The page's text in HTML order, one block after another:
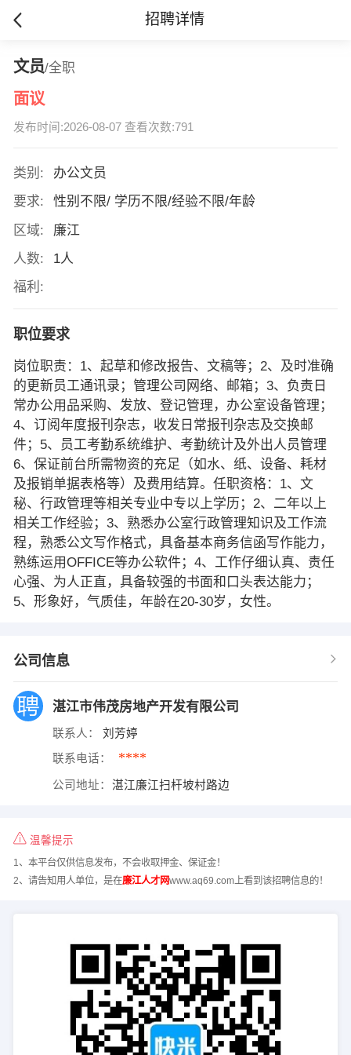
招聘详情
文员/全职
面议
发布时间:2026-08-07 查看次数:791
类别:
办公文员
要求:
性别不限/ 学历不限/经验不限/年龄
区域:
廉江
人数:
1人
福利:
职位要求
岗位职责：1、起草和修改报告、文稿等；2、及时准确
的更新员工通讯录；管理公司网络、邮箱；3、负责日
常办公用品采购、发放、登记管理，办公室设备管理；
4、订阅年度报刊杂志，收发日常报刊杂志及交换邮
件；5、员工考勤系统维护、考勤统计及外出人员管理
6、保证前台所需物资的充足（如水、纸、设备、耗材
及报销单据表格等）及费用结算。任职资格：1、文
秘、行政管理等相关专业中专以上学历；2、二年以上
相关工作经验；3、熟悉办公室行政管理知识及工作流
程，熟悉公文写作格式，具备基本商务信函写作能力，
熟练运用OFFICE等办公软件；4、工作仔细认真、责任
心强、为人正直，具备较强的书面和口头表达能力；
5、形象好，气质佳，年龄在20-30岁，女性。
公司信息
湛江市伟茂房地产开发有限公司
联系人： 刘芳婷
联系电话： ****
公司地址： 湛江廉江扫杆坡村路边
温馨提示
1、本平台仅供信息发布，不会收取押金、保证金！
2、请告知用人单位，是在廉江人才网www.aq69.com上看到该招聘信息的！